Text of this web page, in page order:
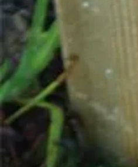
Specificaties
Belangrijke specificaties
Merk
Levertijd
Azalp artikelcode